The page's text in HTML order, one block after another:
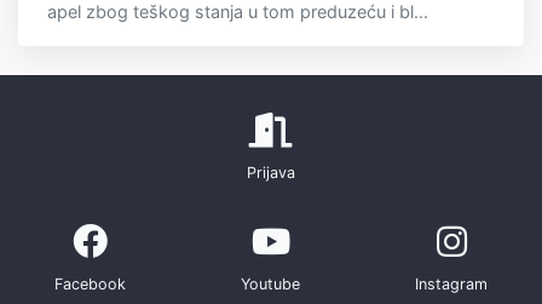
apel zbog teškog stanja u tom preduzeću i bl...
Prijava
Facebook Youtube Instagram